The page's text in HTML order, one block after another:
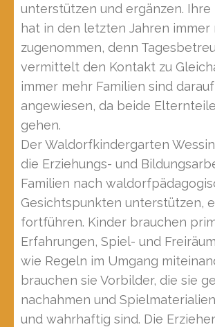
unterstützen und ergänzen. Ihre
hat in den letzten Jahren immer
zugenommen, denn
vermittelt den Kontakt zu
immer mehr Familien sind darauf
angewiesen, da beide
gehen.
Der Waldorfkindergarten
die Erziehungs- und
Familien nach
Gesichtspunkten unterstützen,
fortführen. Kinder brauchen
Erfahrungen, Spiel- und
wie Regeln im Umgang
brauchen sie Vorbilder, die sie
nachahmen und
und wahrhaftig sind. Die